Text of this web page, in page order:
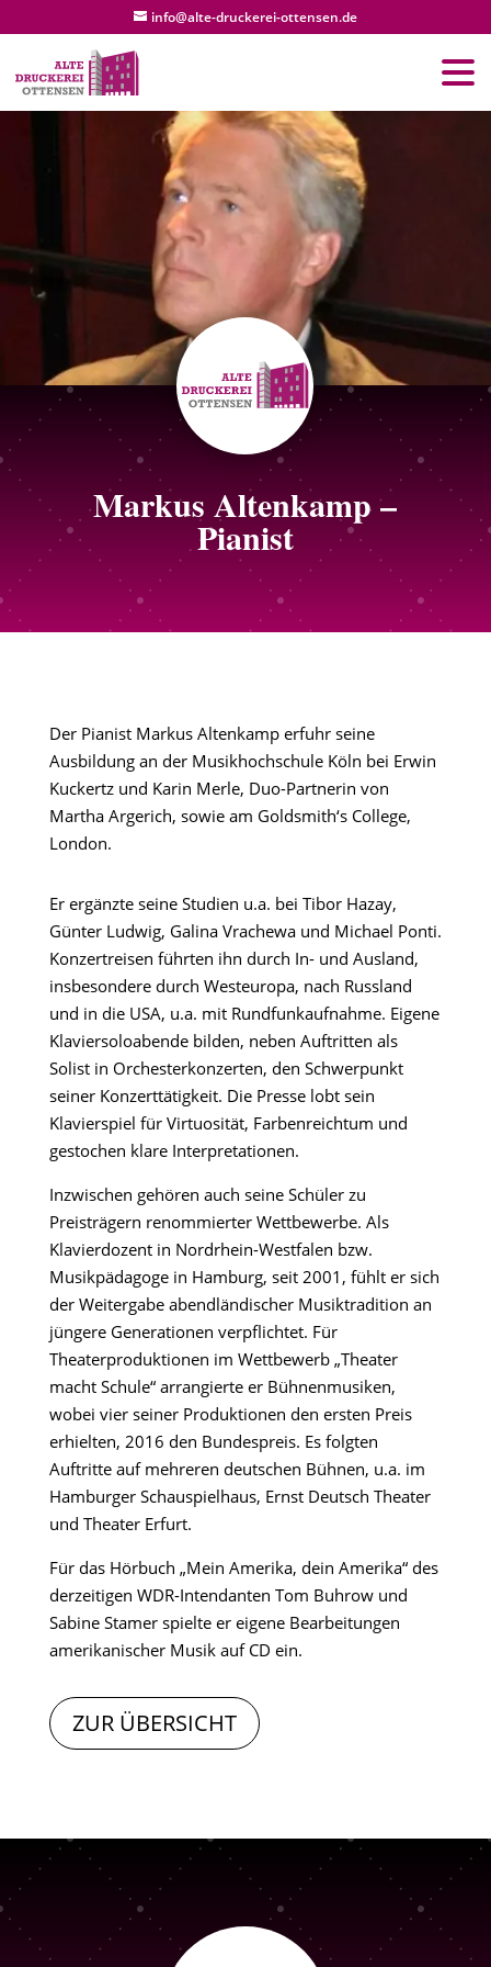
info@alte-druckerei-ottensen.de
Markus Altenkamp –
Pianist
Der Pianist Markus Altenkamp erfuhr seine
Ausbildung an der Musikhochschule Köln bei Erwin
Kuckertz und Karin Merle, Duo-Partnerin von
Martha Argerich, sowie am Goldsmith‘s College,
London.
Er ergänzte seine Studien u.a. bei Tibor Hazay,
Günter Ludwig, Galina Vrachewa und Michael Ponti.
Konzertreisen führten ihn durch In- und Ausland,
insbesondere durch Westeuropa, nach Russland
und in die USA, u.a. mit Rundfunkaufnahme. Eigene
Klaviersoloabende bilden, neben Auftritten als
Solist in Orchesterkonzerten, den Schwerpunkt
seiner Konzerttätigkeit. Die Presse lobt sein
Klavierspiel für Virtuosität, Farbenreichtum und
gestochen klare Interpretationen.
Inzwischen gehören auch seine Schüler zu
Preisträgern renommierter Wettbewerbe. Als
Klavierdozent in Nordrhein-Westfalen bzw.
Musikpädagoge in Hamburg, seit 2001, fühlt er sich
der Weitergabe abendländischer Musiktradition an
jüngere Generationen verpflichtet. Für
Theaterproduktionen im Wettbewerb „Theater
macht Schule“ arrangierte er Bühnenmusiken,
wobei vier seiner Produktionen den ersten Preis
erhielten, 2016 den Bundespreis. Es folgten
Auftritte auf mehreren deutschen Bühnen, u.a. im
Hamburger Schauspielhaus, Ernst Deutsch Theater
und Theater Erfurt.
Für das Hörbuch „Mein Amerika, dein Amerika“ des
derzeitigen WDR-Intendanten Tom Buhrow und
Sabine Stamer spielte er eigene Bearbeitungen
amerikanischer Musik auf CD ein.
ZUR ÜBERSICHT